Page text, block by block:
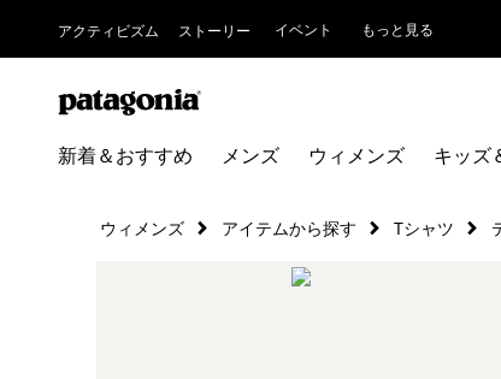
アクティビズム ストーリー イベント もっと見る
新着＆おすすめ メンズ ウィメンズ キッズ
ウィメンズ アイテムから探す Tシャツ